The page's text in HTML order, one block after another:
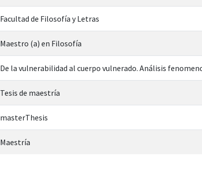
Facultad de Filosofía y Letras
Maestro (a) en Filosofía
De la vulnerabilidad al cuerpo vulnerado. Análisis
Tesis de maestría
masterThesis
Maestría